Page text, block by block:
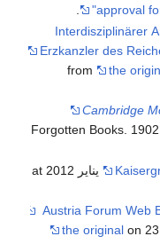
approval
.
"Interdisziplinärer
Erzkanzler des
from
the
Cambridge
Forgotten Books. 1902
15 يناير 2012 at
the original on